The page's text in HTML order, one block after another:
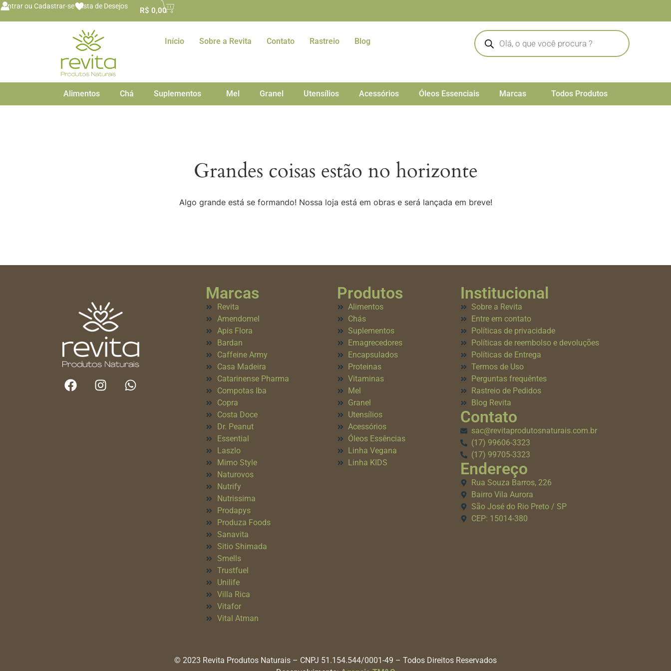
conteúdo
Entrar ou Cadastrar-se Lista de Desejos R$ 0,00
Início Sobre a Revita Contato Rastreio Blog
Alimentos Chá Suplementos Mel Granel Utensílios Acessórios Óleos Essenciais Marcas Todos Produtos
Grandes coisas estão no horizonte
Algo grande está se formando! Nossa loja está em obras e será lançada em breve!
Marcas
Revita
Amendomel
Apis Flora
Bardan
Caffeine Army
Casa Madeira
Catarinense Pharma
Compotas Iba
Copra
Costa Doce
Dr. Peanut
Essential
Laszlo
Mimo Style
Naturovos
Nutrify
Nutrissima
Prodapys
Produza Foods
Sanavita
Sitio Shimada
Smells
Trustfuel
Unilife
Villa Rica
Vitafor
Vital Atman
Produtos
Alimentos
Chás
Suplementos
Emagrecedores
Encapsulados
Proteinas
Vitaminas
Mel
Granel
Utensílios
Acessórios
Óleos Essências
Linha Vegana
Linha KIDS
Institucional
Sobre a Revita
Entre em contato
Políticas de privacidade
Políticas de reembolso e devoluções
Políticas de Entrega
Termos de Uso
Perguntas frequêntes
Rastreio de Pedidos
Blog Revita
Contato
sac@revitaprodutosnaturais.com.br
(17) 99606-3323
(17) 99705-3323
Endereço
Rua Souza Barros, 226
Bairro Vila Aurora
São José do Rio Preto / SP
CEP: 15014-380
© 2023 Revita Produtos Naturais – CNPJ 51.154.544/0001-49 – Todos Direitos Reservados